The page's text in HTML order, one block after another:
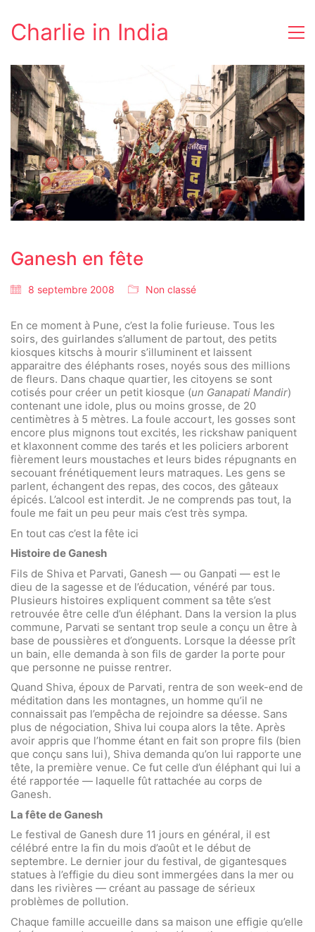
Charlie in India
Ganesh en fête
8 septembre 2008 Non classé
En ce moment à Pune, c’est la folie furieuse. Tous les
soirs, des guirlandes s’allument de partout, des petits
kiosques kitschs à mourir s’illuminent et laissent
apparaitre des éléphants roses, noyés sous des millions
de fleurs. Dans chaque quartier, les citoyens se sont
cotisés pour créer un petit kiosque (un Ganapati Mandir)
contenant une idole, plus ou moins grosse, de 20
centimètres à 5 mètres. La foule accourt, les gosses sont
encore plus mignons tout excités, les rickshaw paniquent
et klaxonnent comme des tarés et les policiers arborent
fièrement leurs moustaches et leurs bides répugnants en
secouant frénétiquement leurs matraques. Les gens se
parlent, échangent des repas, des cocos, des gâteaux
épicés. L’alcool est interdit. Je ne comprends pas tout, la
foule me fait un peu peur mais c’est très sympa.
En tout cas c’est la fête ici
Histoire de Ganesh
Fils de Shiva et Parvati, Ganesh — ou Ganpati — est le
dieu de la sagesse et de l’éducation, vénéré par tous.
Plusieurs histoires expliquent comment sa tête s’est
retrouvée être celle d’un éléphant. Dans la version la plus
commune, Parvati se sentant trop seule a conçu un être à
base de poussières et d’onguents. Lorsque la déesse prît
un bain, elle demanda à son fils de garder la porte pour
que personne ne puisse rentrer.
Quand Shiva, époux de Parvati, rentra de son week-end de
méditation dans les montagnes, un homme qu’il ne
connaissait pas l’empêcha de rejoindre sa déesse. Sans
plus de négociation, Shiva lui coupa alors la tête. Après
avoir appris que l’homme étant en fait son propre fils (bien
que conçu sans lui), Shiva demanda qu’on lui rapporte une
tête, la première venue. Ce fut celle d’un éléphant qui lui a
été rapportée — laquelle fût rattachée au corps de
Ganesh.
La fête de Ganesh
Le festival de Ganesh dure 11 jours en général, il est
célébré entre la fin du mois d’août et le début de
septembre. Le dernier jour du festival, de gigantesques
statues à l’effigie du dieu sont immergées dans la mer ou
dans les rivières — créant au passage de sérieux
problèmes de pollution.
Chaque famille accueille dans sa maison une effigie qu’elle